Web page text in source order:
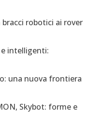
robotici ai rover
intelligenti:
una nuova frontiera
Skybot: forme e